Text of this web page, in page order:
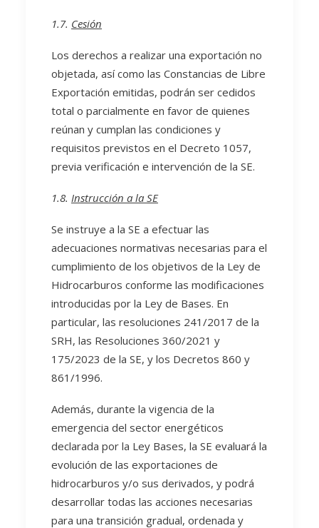
1.7. Cesión
Los derechos a realizar una exportación no
objetada, así como las Constancias de Libre
Exportación emitidas, podrán ser cedidos
total o parcialmente en favor de quienes
reúnan y cumplan las condiciones y
requisitos previstos en el Decreto 1057,
previa verificación e intervención de la SE.
1.8. Instrucción a la SE
Se instruye a la SE a efectuar las
adecuaciones normativas necesarias para el
cumplimiento de los objetivos de la Ley de
Hidrocarburos conforme las modificaciones
introducidas por la Ley de Bases. En
particular, las resoluciones 241/2017 de la
SRH, las Resoluciones 360/2021 y
175/2023 de la SE, y los Decretos 860 y
861/1996.
Además, durante la vigencia de la
emergencia del sector energéticos
declarada por la Ley Bases, la SE evaluará la
evolución de las exportaciones de
hidrocarburos y/o sus derivados, y podrá
desarrollar todas las acciones necesarias
para una transición gradual, ordenada y